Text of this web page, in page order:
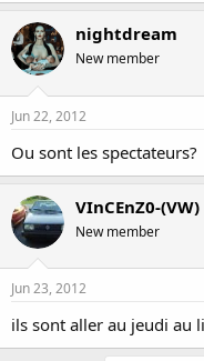
nightdream
New member
Jun 22, 2012
Ou sont les spectateurs?
VInCEnZ0-(VW)
New member
Jun 23, 2012
ils sont aller au jeudi au